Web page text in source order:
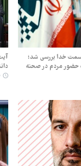
سمت خدا بررسی شد؛
حضور مردم در صحنه